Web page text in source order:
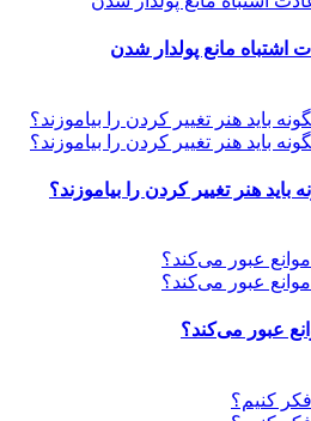
هنر تغییر کردن را بیاموزند؟
عبور می‌کند؟